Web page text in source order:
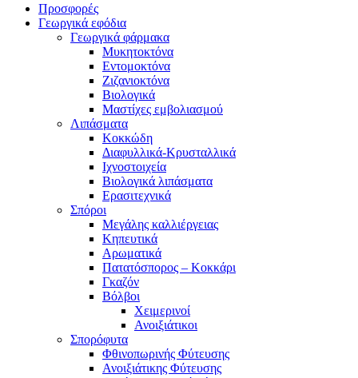
Προσφορές
Γεωργικά εφόδια
Γεωργικά φάρμακα
Μυκητοκτόνα
Εντομοκτόνα
Ζιζανιοκτόνα
Βιολογικά
Μαστίχες εμβολιασμού
Λιπάσματα
Κοκκώδη
Διαφυλλικά-Κρυσταλλικά
Ιχνοστοιχεία
Βιολογικά λιπάσματα
Ερασιτεχνικά
Σπόροι
Μεγάλης καλλιέργειας
Κηπευτικά
Αρωματικά
Πατατόσπορος – Κοκκάρι
Γκαζόν
Βόλβοι
Χειμερινοί
Ανοιξιάτικοι
Σπορόφυτα
Φθινοπωρινής Φύτευσης
Ανοιξιάτικης Φύτευσης